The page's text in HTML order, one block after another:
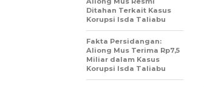
Ditahan Terkait Kasus
Korupsi Isda Taliabu
Fakta Persidangan:
Aliong Mus Terima Rp7,5
Miliar dalam Kasus
Korupsi Isda Taliabu